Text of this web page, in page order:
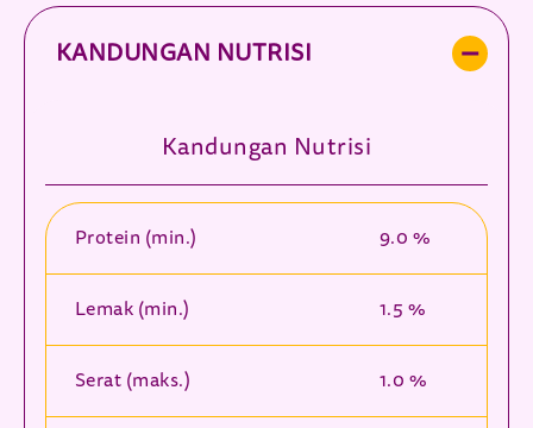
KANDUNGAN NUTRISI
Kandungan Nutrisi
Protein (min.) 9.0 %
Lemak (min.) 1.5 %
Serat (maks.) 1.0 %